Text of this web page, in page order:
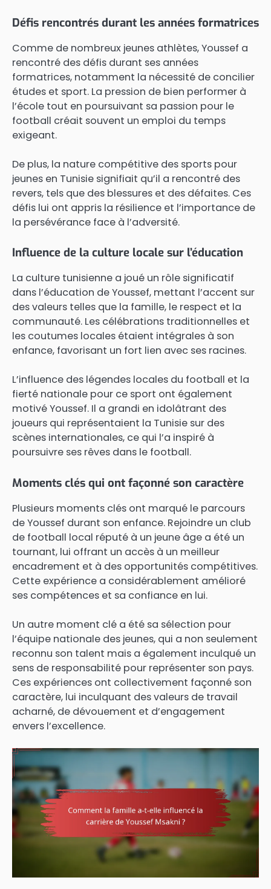
Défis rencontrés durant les années formatrices
Comme de nombreux jeunes athlètes, Youssef a
rencontré des défis durant ses années
formatrices, notamment la nécessité de concilier
études et sport. La pression de bien performer à
l’école tout en poursuivant sa passion pour le
football créait souvent un emploi du temps
exigeant.
De plus, la nature compétitive des sports pour
jeunes en Tunisie signifiait qu’il a rencontré des
revers, tels que des blessures et des défaites. Ces
défis lui ont appris la résilience et l’importance de
la persévérance face à l’adversité.
Influence de la culture locale sur l’éducation
La culture tunisienne a joué un rôle significatif
dans l’éducation de Youssef, mettant l’accent sur
des valeurs telles que la famille, le respect et la
communauté. Les célébrations traditionnelles et
les coutumes locales étaient intégrales à son
enfance, favorisant un fort lien avec ses racines.
L’influence des légendes locales du football et la
fierté nationale pour ce sport ont également
motivé Youssef. Il a grandi en idolâtrant des
joueurs qui représentaient la Tunisie sur des
scènes internationales, ce qui l’a inspiré à
poursuivre ses rêves dans le football.
Moments clés qui ont façonné son caractère
Plusieurs moments clés ont marqué le parcours
de Youssef durant son enfance. Rejoindre un club
de football local réputé à un jeune âge a été un
tournant, lui offrant un accès à un meilleur
encadrement et à des opportunités compétitives.
Cette expérience a considérablement amélioré
ses compétences et sa confiance en lui.
Un autre moment clé a été sa sélection pour
l’équipe nationale des jeunes, qui a non seulement
reconnu son talent mais a également inculqué un
sens de responsabilité pour représenter son pays.
Ces expériences ont collectivement façonné son
caractère, lui inculquant des valeurs de travail
acharné, de dévouement et d’engagement
envers l’excellence.